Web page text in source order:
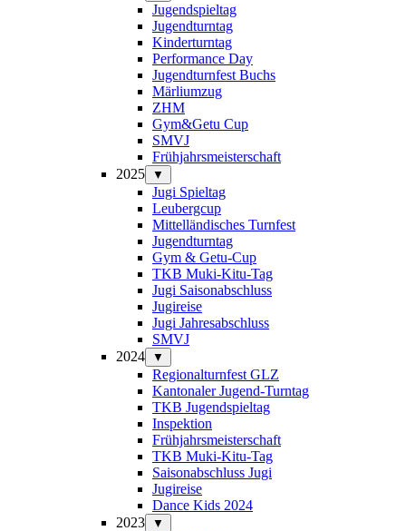
Jugendspieltag
Jugendturntag
Kinderturntag
Performance Day
Jugendturnfest Buchs
Märliumzug
ZHM
Gym&Getu Cup
SMVJ
Frühjahrsmeisterschaft
2025
▼
Jugi Spieltag
Leubergcup
Mittelländisches Turnfest
Jugendturntag
Gym & Getu-Cup
TKB Muki-Kitu-Tag
Jugi Saisonabschluss
Jugireise
Jugi Jahresabschluss
SMVJ
2024
▼
Regionalturnfest GLZ
Kantonaler Jugend-Turntag
TKB Jugendspieltag
Inspektion
Frühjahrsmeisterschaft
TKB Muki-Kitu-Tag
Saisonabschluss Jugi
Jugireise
Dance Kids 2024
2023
▼